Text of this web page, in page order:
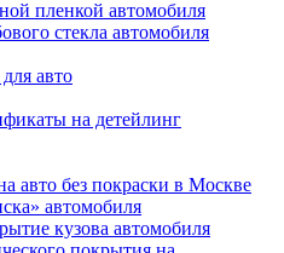
пленкой автомобиля
стекла автомобиля
авто
на детейлинг
авто без покраски в Москве
автомобиля
кузова автомобиля